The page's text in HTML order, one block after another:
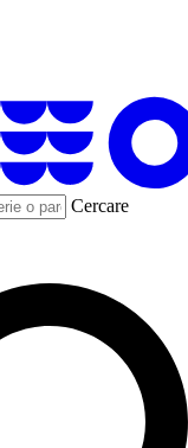
Cercare